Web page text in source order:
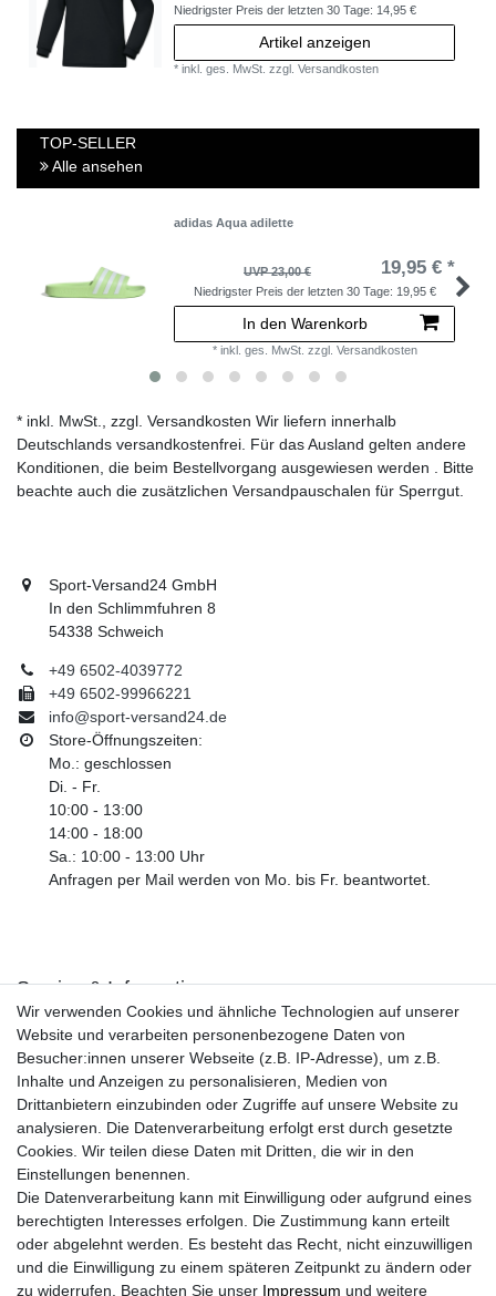
Niedrigster Preis der letzten 30 Tage: 14,95 €
Artikel anzeigen
*inkl. ges. MwSt. zzgl.Versandkosten
TOP-SELLER
Alle ansehen
adidas Aqua adilette
UVP 23,00 € 19,95 € *
Niedrigster Preis der letzten 30 Tage: 19,95 €
In den Warenkorb
* inkl. ges. MwSt. zzgl. Versandkosten
* inkl. MwSt., zzgl. Versandkosten Wir liefern innerhalb
Deutschlands versandkostenfrei. Für das Ausland gelten andere
Konditionen, die beim Bestellvorgang ausgewiesen werden . Bitte
beachte auch die zusätzlichen Versandpauschalen für Sperrgut.
Sport-Versand24 GmbH
In den Schlimmfuhren 8
54338 Schweich
+49 6502-4039772
+49 6502-99966221
info@sport-versand24.de
Store-Öffnungszeiten:
Mo.: geschlossen
Di. - Fr.
10:00 - 13:00
14:00 - 18:00
Sa.: 10:00 - 13:00 Uhr
Anfragen per Mail werden von Mo. bis Fr. beantwortet.
Service & Informationen
Kontakt
Retouren
Widerrufsrecht
Widerrufs­formular
Impressum
Daten­schutz­erklärung
AGB
Größentabelle
Kataloge
Barrierefreiheitserklärung
Sicherheitsinformationen
Wir verwenden Cookies und ähnliche Technologien auf unserer
Website und verarbeiten personenbezogene Daten von
Besucher:innen unserer Webseite (z.B. IP-Adresse), um z.B.
Inhalte und Anzeigen zu personalisieren, Medien von
Drittanbietern einzubinden oder Zugriffe auf unsere Website zu
analysieren. Die Datenverarbeitung erfolgt erst durch gesetzte
Cookies. Wir teilen diese Daten mit Dritten, die wir in den
Einstellungen benennen.
Die Datenverarbeitung kann mit Einwilligung oder aufgrund eines
berechtigten Interesses erfolgen. Die Zustimmung kann erteilt
oder abgelehnt werden. Es besteht das Recht, nicht einzuwilligen
und die Einwilligung zu einem späteren Zeitpunkt zu ändern oder
zu widerrufen. Beachten Sie unser Impressum und weitere